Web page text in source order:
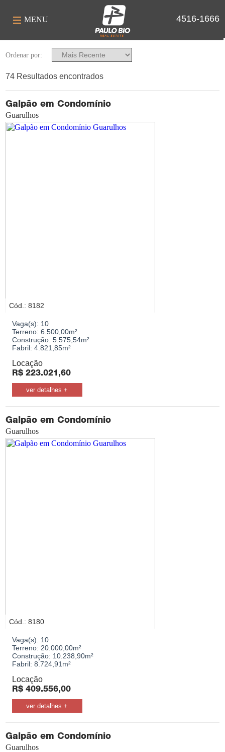
4516-1666
MENU
Você Deseja
Finalidade
Industrial
Comercial
Cidades
Bairros
Bairro
Valor
Ordenar por:
74 Resultados encontrados
Galpão em Condomínio
Guarulhos
Cód.: 8182
Vaga(s): 10
Terreno: 6.500,00m²
Construção: 5.575,54m²
Fabril: 4.821,85m²
Locação
R$223.021,60
ver detalhes +
Galpão em Condomínio
Guarulhos
Cód.: 8180
Vaga(s): 10
Terreno: 20.000,00m²
Construção: 10.238,90m²
Fabril: 8.724,91m²
Locação
R$409.556,00
ver detalhes +
Galpão em Condomínio
Guarulhos